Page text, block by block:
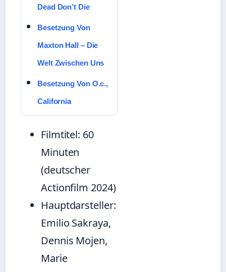
Dead Don’t Die
Besetzung Von
Maxton Hall – Die
Welt Zwischen Uns
Besetzung Von O.c.,
California
Filmtitel: 60
Minuten
(deutscher
Actionfilm 2024)
Hauptdarsteller:
Emilio Sakraya,
Dennis Mojen,
Marie